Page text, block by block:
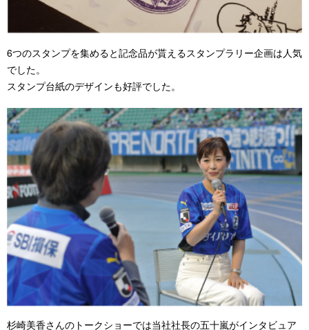
6つのスタンプを集めると記念品が貰えるスタンプラリー企画は人気
でした。
スタンプ台紙のデザインも好評でした。
杉崎美香さんのトークショーでは当社社長の五十嵐がインタビュア